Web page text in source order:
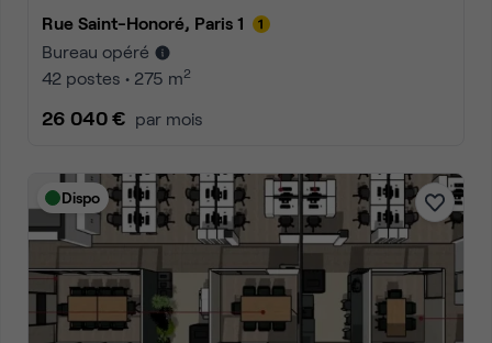
Rue Saint-Honoré, Paris 1
Bureau opéré
42 postes • 275 m2
26 040 € par mois
Dispo